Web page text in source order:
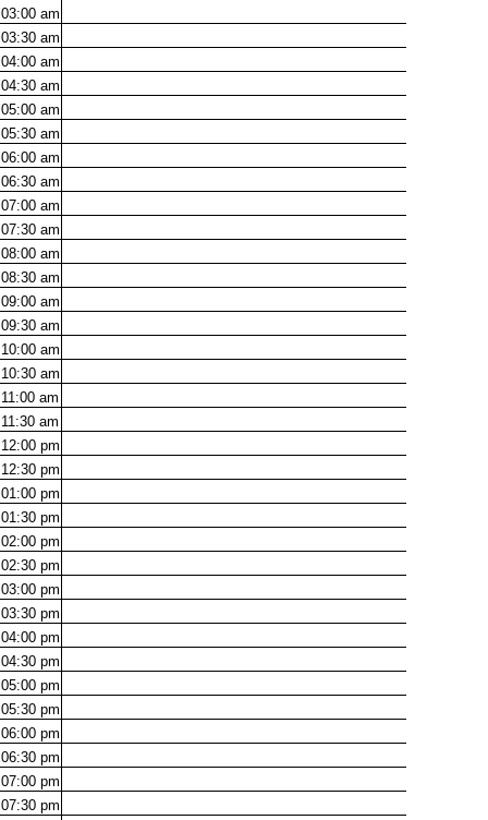
03:00 am
03:30 am
04:00 am
04:30 am
05:00 am
05:30 am
06:00 am
06:30 am
07:00 am
07:30 am
08:00 am
08:30 am
09:00 am
09:30 am
10:00 am
10:30 am
11:00 am
11:30 am
12:00 pm
12:30 pm
01:00 pm
01:30 pm
02:00 pm
02:30 pm
03:00 pm
03:30 pm
04:00 pm
04:30 pm
05:00 pm
05:30 pm
06:00 pm
06:30 pm
07:00 pm
07:30 pm